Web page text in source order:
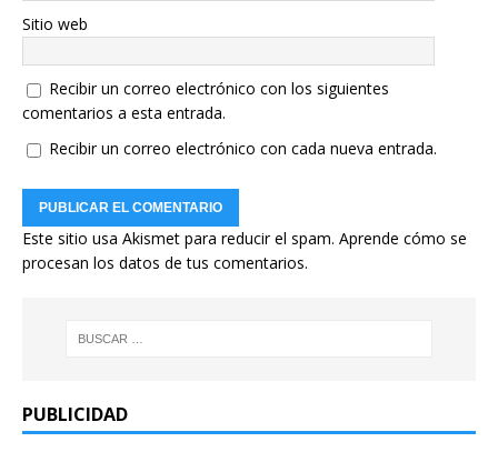
Sitio web
Recibir un correo electrónico con los siguientes
comentarios a esta entrada.
Recibir un correo electrónico con cada nueva entrada.
Este sitio usa Akismet para reducir el spam. Aprende cómo se
procesan los datos de tus comentarios.
PUBLICIDAD